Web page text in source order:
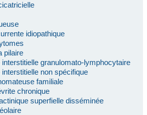
idiopathique
pilaire
interstitielle granulomato-lymphocytaire
non spécifique
familiale
chronique
superfielle disséminée